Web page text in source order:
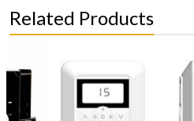
Related Products